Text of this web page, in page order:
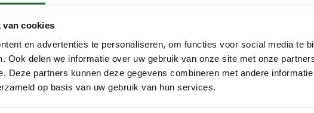
van cookies
en advertenties te personaliseren, om functies voor social media te
Ook delen we informatie over uw gebruik van onze site met onze
Deze partners kunnen deze gegevens combineren met andere
op basis van uw gebruik van hun services.
Product bekijken